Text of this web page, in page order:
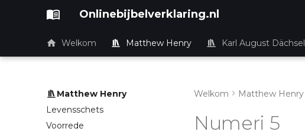
Onlinebijbelverklaring.nl
Welkom Matthew Henry Karl August Dächsel
Matthew Henry
Levensschets
Voorrede
Welkom Matthew Henry
Numeri 5